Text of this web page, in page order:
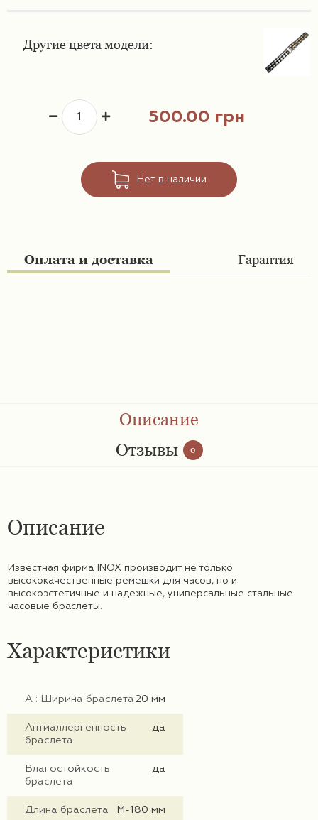
Ремешки 18 мм
Ремешки 20 мм
Ремешки 21 мм
Ремешки 22 мм
Ремешки 24 мм
Ремешки 32 мм
Ремешки 34 мм
Женские ремешки
Мужские ремешки
Ремешки для часов Tissot
Другие цвета модели:
500.00 грн
Нет в наличии
Оплата и доставка Гарантия
Описание
Отзывы
0
Описание
Известная фирма INOX производит не только
высококачественные ремешки для часов, но и
высокоэстетичные и надежные, универсальные стальные
часовые браслеты.
Характеристики
А : Ширина браслета 20 мм
Антиаллергенность
браслета
да
Влагостойкость
браслета
да
Длина браслета M-180 мм